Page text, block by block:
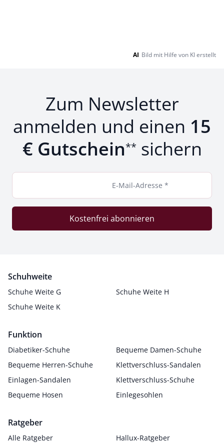
AI Bild mit Hilfe von KI erstellt
Zum Newsletter
anmelden und einen 15
€ Gutschein** sichern
E-Mail-Adresse *
Kostenfrei abonnieren
Schuhweite
Schuhe Weite G
Schuhe Weite H
Schuhe Weite K
Funktion
Diabetiker-Schuhe
Bequeme Damen-Schuhe
Bequeme Herren-Schuhe
Klettverschluss-Sandalen
Einlagen-Sandalen
Klettverschluss-Schuhe
Bequeme Hosen
Einlegesohlen
Ratgeber
Alle Ratgeber
Hallux-Ratgeber